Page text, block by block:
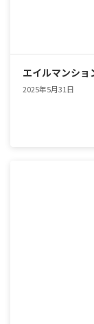
エイルマンショ
2025年5月31日